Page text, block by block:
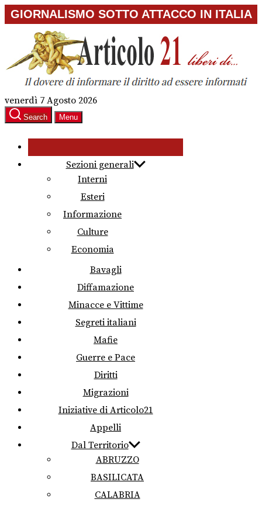
Skip
to
content
GIORNALISMO SOTTO ATTACCO IN ITALIA
venerdì 7 Agosto 2026
Search Menu
Sezioni generali
Interni
Esteri
Informazione
Culture
Economia
Bavagli
Diffamazione
Minacce e Vittime
Segreti italiani
Mafie
Guerre e Pace
Diritti
Migrazioni
Iniziative di Articolo21
Appelli
Dal Territorio
ABRUZZO
BASILICATA
CALABRIA